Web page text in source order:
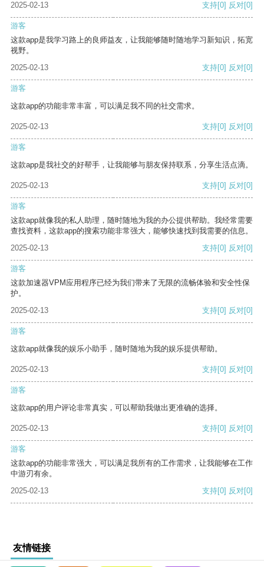
2025-02-13
支持[0] 反对[0]
游客
这款app是我学习路上的良师益友，让我能够随时随地学习新知识，拓宽
视野。
2025-02-13
支持[0] 反对[0]
游客
这款app的功能非常丰富，可以满足我不同的社交需求。
2025-02-13 支持[0] 反对[0]
游客
这款app是我社交的好帮手，让我能够与朋友保持联系，分享生活点滴。
2025-02-13 支持[0] 反对[0]
游客
这款app就像我的私人助理，随时随地为我的办公提供帮助。我经常需要
查找资料，这款app的搜索功能非常强大，能够快速找到我需要的信息。
2025-02-13
支持[0] 反对[0]
游客
这款加速器VPM应用程序已经为我们带来了无限的流畅体验和安全性保
护。
2025-02-13
支持[0] 反对[0]
游客
这款app就像我的娱乐小助手，随时随地为我的娱乐提供帮助。
2025-02-13 支持[0] 反对[0]
游客
这款app的用户评论非常真实，可以帮助我做出更准确的选择。
2025-02-13 支持[0] 反对[0]
游客
这款app的功能非常强大，可以满足我所有的工作需求，让我能够在工作
中游刃有余。
2025-02-13
支持[0] 反对[0]
友情链接